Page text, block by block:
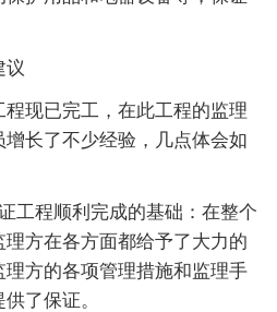
议
现已完工，在此工程的监理
长了不少经验，几点体会如
工程顺利完成的基础：在整个
方在各方面都给予了大力的
方的各项管理措施和监理手
了保证。